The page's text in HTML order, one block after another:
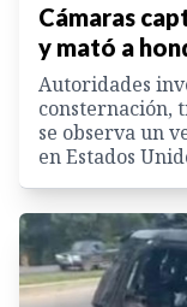
Cámaras
y mató a
Autoridades
consternación,
se observa un
en Estados